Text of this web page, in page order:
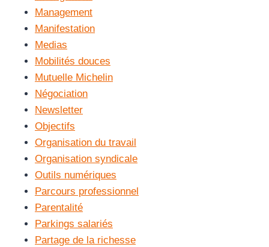
Management
Manifestation
Medias
Mobilités douces
Mutuelle Michelin
Négociation
Newsletter
Objectifs
Organisation du travail
Organisation syndicale
Outils numériques
Parcours professionnel
Parentalité
Parkings salariés
Partage de la richesse